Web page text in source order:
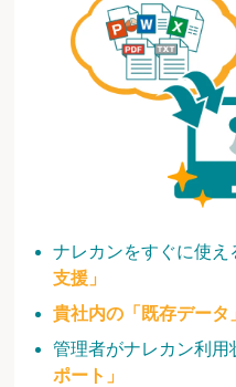
ナレカンをすぐに使え
支援」
貴社内の「既存データ
管理者がナレカン利用
ポート」